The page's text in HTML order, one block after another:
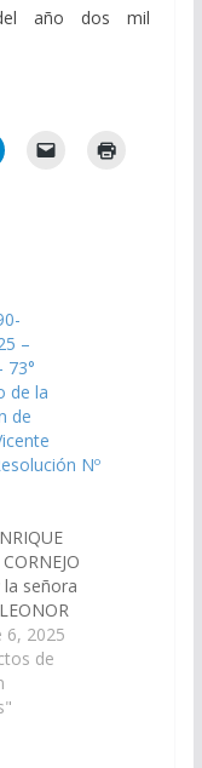
año dos mil
–
73°
de la
de
Nº
la señora
interés de
73°
6, 2025
de